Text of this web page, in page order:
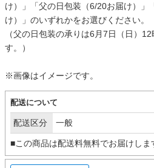
け）」「父の日包装（6/20お届け）」
け）」のいずれかをお選びください。
（父の日包装の承りは6月7日（日）
す。）
※画像はイメージです。
配送について
配送区分 一般
■この商品は配送料無料でお届けしま